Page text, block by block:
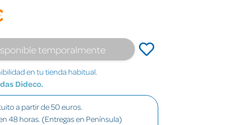
temporalmente
en tu tienda habitual.
Dideco.
a partir de 50 euros.
48 horas. (Entregas en Península)